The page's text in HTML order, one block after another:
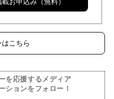
はこちら
を応援するメディア
ションをフォロー！